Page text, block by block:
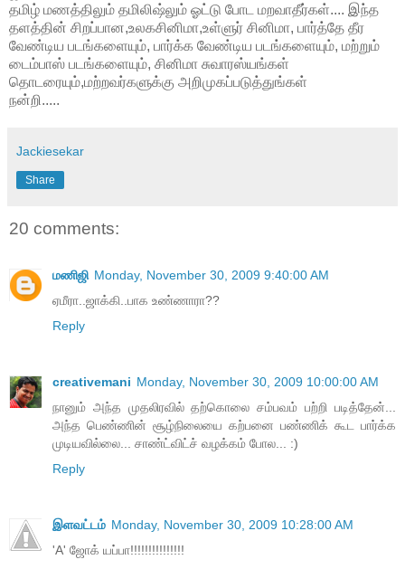
தமிழ் மணத்திலும் தமிலிஷ்லும் ஓட்டு போட மறவாதீர்கள்.... இந்த
தளத்தின் சிறப்பான,உலகசினிமா,உள்ளுர் சினிமா, பார்த்தே தீர
வேண்டிய படங்களையும், பார்க்க வேண்டிய படங்களையும், மற்றும்
டைம்பாஸ் படங்களையும், சினிமா சுவாரஸ்யங்கள்
தொடரையும்,மற்றவர்களுக்கு அறிமுகப்படுத்துங்கள்
நன்றி.....
Jackiesekar
Share
20 comments:
மணிஜி Monday, November 30, 2009 9:40:00 AM
ஏமீரா..ஜாக்கி..பாக உண்ணாரா??
Reply
creativemani Monday, November 30, 2009 10:00:00 AM
நானும் அந்த முதலிரவில் தற்கொலை சம்பவம் பற்றி படித்தேன்...
அந்த பெண்ணின் சூழ்நிலையை கற்பனை பண்ணிக் கூட பார்க்க
முடியவில்லை... சாண்ட்விட்ச் வழக்கம் போல... :)
Reply
இளவட்டம் Monday, November 30, 2009 10:28:00 AM
'A' ஜோக் யப்பா!!!!!!!!!!!!!!!